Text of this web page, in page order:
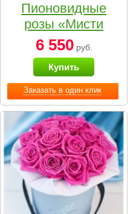
Заказать в один клик
Пионовидные
розы «Мисти
бабблс» в
черной коробке
Small
6 550руб.
Купить